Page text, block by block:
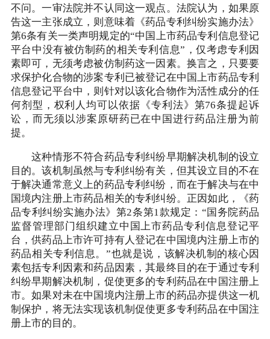
不问。一审法院并不认同这一观点。法院认为，如果原
告这一主张成立，则意味着《药品专利纠纷实施办法》
第6条有关一类声明规定的“中国上市药品专利信息登记
平台中没有被仿制药的相关专利信息”，仅考虑专利因
素即可，无须考虑被仿制药这一因素。换言之，只要要
求保护化合物的涉案专利已被登记在中国上市药品专利
信息登记平台中，则针对以该化合物作为活性成分的任
何剂型，权利人均可以依据《专利法》第76条提起诉
讼，而无须以涉案原研药已在中国进行药品注册为前
提。
这种情形不符合药品专利纠纷早期解决机制的设立
目的。该机制虽然与专利纠纷有关，但其设立目的不在
于解决通常意义上的药品专利纠纷，而在于解决与在中
国境内注册上市药品相关的专利纠纷。正因如此，《药
品专利纠纷实施办法》第2条第1款规定：“国务院药品
监督管理部门组织建立中国上市药品专利信息登记平
台，供药品上市许可持有人登记在中国境内注册上市的
药品相关专利信息。”也就是说，该解决机制的核心因
素包括专利因素和药品因素，其最终目的在于通过专利
纠纷早期解决机制，促使更多的专利药品在中国注册上
市。如果对未在中国境内注册上市的药品亦提供这一机
制保护，将无法实现该机制促使更多专利药品在中国注
册上市的目的。